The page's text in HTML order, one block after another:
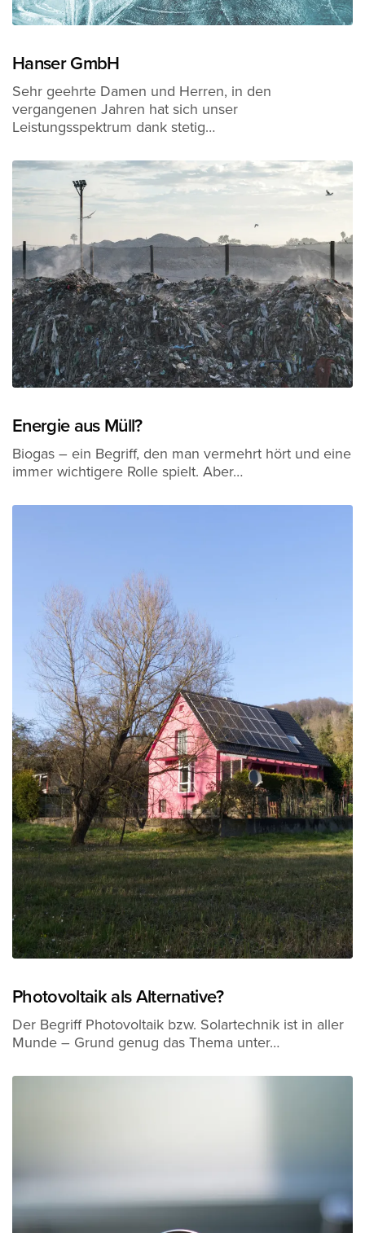
Hanser GmbH
Sehr geehrte Damen und Herren, in den
vergangenen Jahren hat sich unser
Leistungsspektrum dank stetig…
Energie aus Müll?
Biogas – ein Begriff, den man vermehrt hört und eine
immer wichtigere Rolle spielt. Aber…
Photovoltaik als Alternative?
Der Begriff Photovoltaik bzw. Solartechnik ist in aller
Munde – Grund genug das Thema unter…